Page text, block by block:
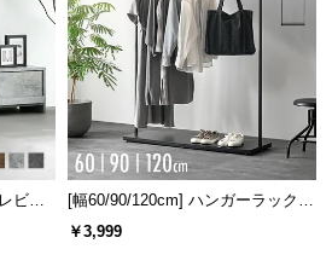
ビボ
・
[幅60/90/120cm] ハンガーラック
スチール 4段階高さ調節 サイドフ
ック オープンラック シンプル
￥3,999